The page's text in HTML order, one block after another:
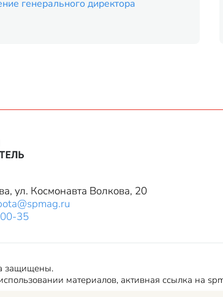
генерального директора
ул. Космонавта Волкова, 20
35
защищены.
материалов, активная ссылка на